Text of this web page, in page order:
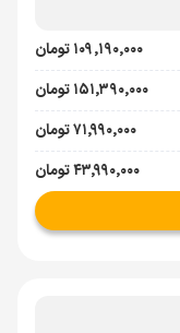
۱۰۹٬۱۹۰٬۰۰۰ تومان
۱۵۱٬۳۹۰٬۰۰۰ تومان
۷۱٬۹۹۰٬۰۰۰ تومان
۴۳٬۹۹۰٬۰۰۰ تومان